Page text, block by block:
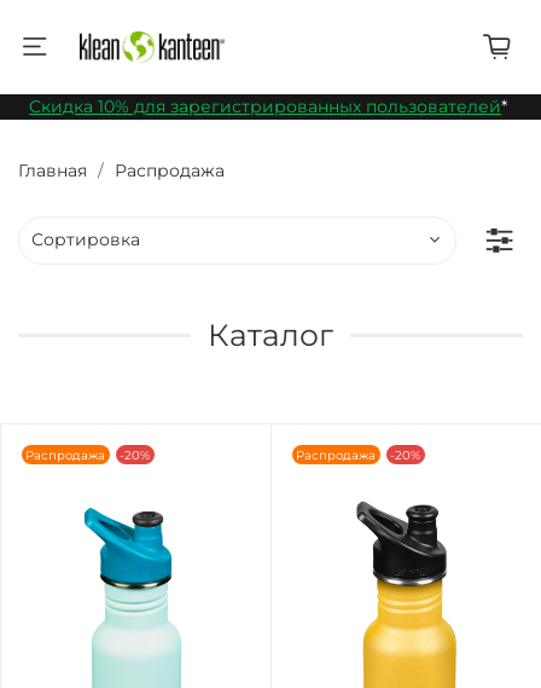
Скидка 10% для зарегистрированных пользователей*
Главная Распродажа
Распродажа -20% Распродажа -20%
Каталог